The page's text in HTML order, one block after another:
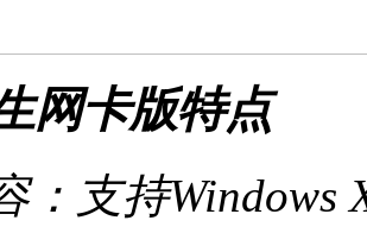
网卡版特点
：支持Windows